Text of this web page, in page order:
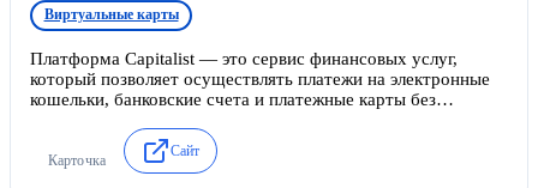
Виртуальные карты
Платформа Capitalist — это сервис финансовых услуг,
который позволяет осуществлять платежи на электронные
кошельки, банковские счета и платежные карты без
системах.Бесплатные переводы внутри системы позволяют
мгновенно производить расчеты.Мультивалютный кошелек
Карточка
Сайт